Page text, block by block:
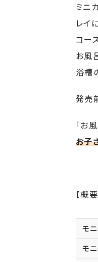
ミニ
レイ
コー
お風
浴槽
発売
「お
お子
【概要
モ
モ